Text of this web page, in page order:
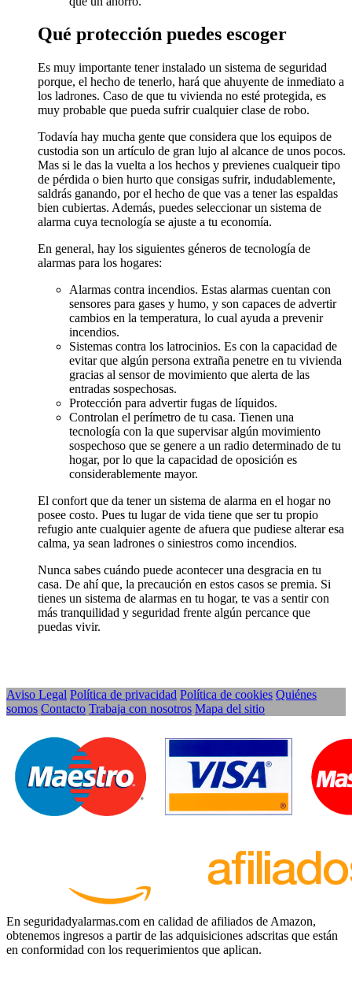
Qué protección puedes escoger
Es muy importante tener instalado un sistema de seguridad
porque, el hecho de tenerlo, hará que ahuyente de inmediato a
los ladrones. Caso de que tu vivienda no esté protegida, es
muy probable que pueda sufrir cualquier clase de robo.
Todavía hay mucha gente que considera que los equipos de
custodia son un artículo de gran lujo al alcance de unos pocos.
Mas si le das la vuelta a los hechos y previenes cualqueir tipo
de pérdida o bien hurto que consigas sufrir, indudablemente,
saldrás ganando, por el hecho de que vas a tener las espaldas
bien cubiertas. Además, puedes seleccionar un sistema de
alarma cuya tecnología se ajuste a tu economía.
En general, hay los siguientes géneros de tecnología de
alarmas para los hogares:
Alarmas contra incendios. Estas alarmas cuentan con
sensores para gases y humo, y son capaces de advertir
cambios en la temperatura, lo cual ayuda a prevenir
incendios.
Sistemas contra los latrocinios. Es con la capacidad de
evitar que algún persona extraña penetre en tu vivienda
gracias al sensor de movimiento que alerta de las
entradas sospechosas.
Protección para advertir fugas de líquidos.
Controlan el perímetro de tu casa. Tienen una
tecnología con la que supervisar algún movimiento
sospechoso que se genere a un radio determinado de tu
hogar, por lo que la capacidad de oposición es
considerablemente mayor.
El confort que da tener un sistema de alarma en el hogar no
posee costo. Pues tu lugar de vida tiene que ser tu propio
refugio ante cualquier agente de afuera que pudiese alterar esa
calma, ya sean ladrones o siniestros como incendios.
Nunca sabes cuándo puede acontecer una desgracia en tu
casa. De ahí que, la precaución en estos casos se premia. Si
tienes un sistema de alarmas en tu hogar, te vas a sentir con
más tranquilidad y seguridad frente algún percance que
puedas vivir.
Aviso Legal Política de privacidad Política de cookies Quiénes
somos Contacto Trabaja con nosotros Mapa del sitio
En seguridadyalarmas.com en calidad de afiliados de Amazon,
obtenemos ingresos a partir de las adquisiciones adscritas que están
en conformidad con los requerimientos que aplican.